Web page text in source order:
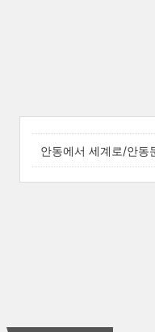
안동에서 세계로/안동